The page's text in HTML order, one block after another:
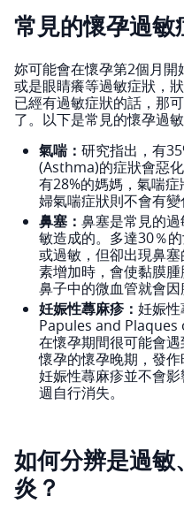
常見的懷孕過敏
妳可能會在懷孕第2個月
或是眼睛癢等過敏症狀，
已經有過敏症狀的話，那
了。以下是常見的懷孕過
氣喘： 研究指出，有
(Asthma)的症狀會惡
有28%的媽媽，氣喘
婦氣喘症狀則不會有變
鼻塞： 鼻塞是常見的
敏造成的。多達30％
或過敏，但卻出現鼻
素增加時，會使黏膜
鼻子中的微血管就會因
妊娠性蕁麻疹： 妊娠
Papules and Plaques
在懷孕期間很可能會
懷孕的懷孕晚期，發作
妊娠性蕁麻疹並不會
週自行消失。
如何分辨是過
炎？